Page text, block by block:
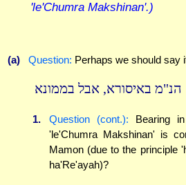
'le'Chumra Makshinan'.)
(a) Question: Perhaps we should say
באיסורא, אבל בממונא
1. Question (cont.): Bearing
'le'Chumra Makshinan' is
Mamon (due to the principle
ha'Re'ayah)?